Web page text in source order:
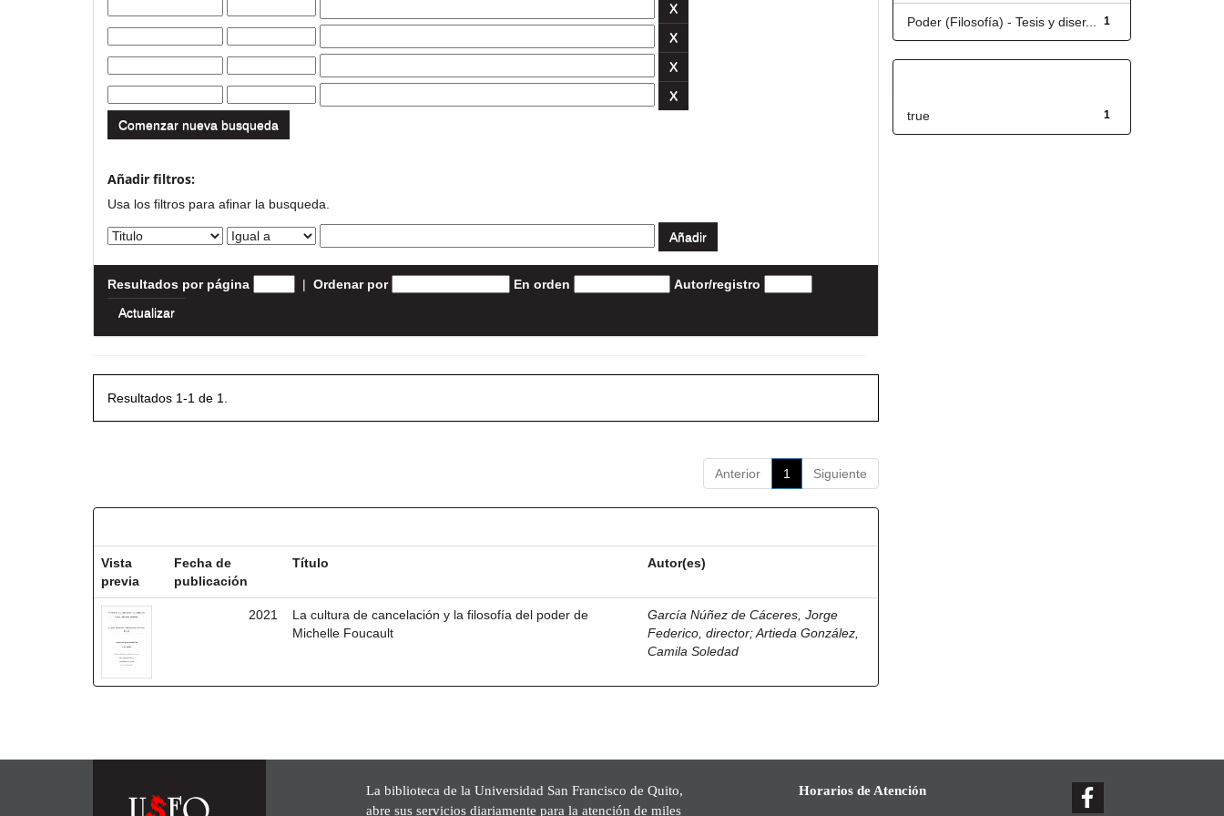
Comenzar nueva busqueda
Añadir filtros:
Usa los filtros para afinar la busqueda.
Resultados por página | Ordenar por En orden Autor/registro
Resultados 1-1 de 1.
Anterior 1 Siguiente
Vista
previa
Fecha de
publicación
Título Autor(es)
2021
La cultura de cancelación y la filosofía del poder de
Michelle Foucault
García Núñez de Cáceres, Jorge
Federico, director;Artieda González,
Camila Soledad
1
Poder (Filosofía) - Tesis y diser...
1
true
La biblioteca de la Universidad San Francisco de Quito,
abre sus servicios diariamente para la atención de miles
Horarios de Atención